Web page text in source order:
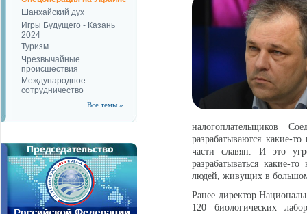
Шанхайский дух
Игры Будущего - Казань
2024
Туризм
Чрезвычайные
происшествия
Международное
сотрудничество
Все темы »
налогоплательщиков
разрабатываются какие-
части славян. И это
разрабатываться
людей, живущих в
Ранее директор
120 биологических